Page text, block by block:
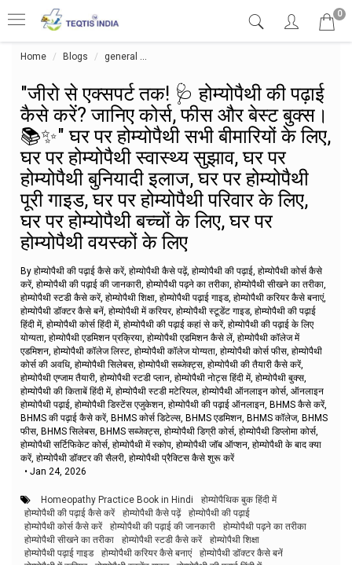
0
Home Blogs general
"जीरो से एक्सपर्ट तक! 🩺 होम्योपैथी की पढ़ाई
कैसे करें? जानिए कोर्स, फीस और बेस्ट बुक्स।
📚✨" घर पर होम्योपैथी सभी बीमारियों के लिए,
घर पर होम्योपैथी स्वास्थ्य सुझाव, घर पर
होम्योपैथी बुनियादी इलाज, घर पर होम्योपैथी
पूरी गाइड, घर पर होम्योपैथी परिवार के लिए,
घर पर होम्योपैथी बच्चों के लिए, घर पर
होम्योपैथी वयस्कों के लिए
By होम्योपैथी की पढ़ाई कैसे करें, होम्योपैथी कैसे पढ़ें, होम्योपैथी की पढ़ाई, होम्योपैथी कोर्स कैसे
करें, होम्योपैथी की पढ़ाई की जानकारी, होम्योपैथी पढ़ने का तरीका, होम्योपैथी सीखने का तरीका,
होम्योपैथी स्टडी कैसे करें, होम्योपैथी शिक्षा, होम्योपैथी पढ़ाई गाइड, होम्योपैथी करियर कैसे बनाएं,
होम्योपैथी डॉक्टर कैसे बनें, होम्योपैथी में करियर, होम्योपैथी स्टूडेंट गाइड, होम्योपैथी की पढ़ाई
हिंदी में, होम्योपैथी कोर्स हिंदी में, होम्योपैथी की पढ़ाई कहां से करें, होम्योपैथी की पढ़ाई के लिए
योग्यता, होम्योपैथी एडमिशन प्रक्रिया, होम्योपैथी एडमिशन कैसे लें, होम्योपैथी कॉलेज में
एडमिशन, होम्योपैथी कॉलेज लिस्ट, होम्योपैथी कॉलेज योग्यता, होम्योपैथी कोर्स फीस, होम्योपैथी
कोर्स की अवधि, होम्योपैथी सिलेबस, होम्योपैथी सब्जेक्ट्स, होम्योपैथी की तैयारी कैसे करें,
होम्योपैथी एग्जाम तैयारी, होम्योपैथी स्टडी प्लान, होम्योपैथी नोट्स हिंदी में, होम्योपैथी बुक्स,
होम्योपैथी की किताबें हिंदी में, होम्योपैथी स्टडी मटेरियल, होम्योपैथी ऑनलाइन कोर्स, ऑनलाइन
होम्योपैथी पढ़ाई, होम्योपैथी डिस्टेंस एजुकेशन, होम्योपैथी की पढ़ाई ऑनलाइन, BHMS कैसे करें,
BHMS की पढ़ाई कैसे करें, BHMS कोर्स डिटेल्स, BHMS एडमिशन, BHMS कॉलेज, BHMS
फीस, BHMS सिलेबस, BHMS सब्जेक्ट्स, होम्योपैथी डिग्री कोर्स, होम्योपैथी डिप्लोमा कोर्स,
होम्योपैथी सर्टिफिकेट कोर्स, होम्योपैथी में स्कोप, होम्योपैथी जॉब ऑप्शन, होम्योपैथी के बाद क्या
करें, होम्योपैथी डॉक्टर की सैलरी, होम्योपैथी प्रैक्टिस कैसे शुरू करें
• Jan 24, 2026
Homeopathy Practice Book in Hindi
होम्योपैथिक बुक हिंदी में
होम्योपैथी की पढ़ाई कैसे करें
होम्योपैथी कैसे पढ़ें
होम्योपैथी की पढ़ाई
होम्योपैथी कोर्स कैसे करें
होम्योपैथी की पढ़ाई की जानकारी
होम्योपैथी पढ़ने का तरीका
होम्योपैथी सीखने का तरीका
होम्योपैथी स्टडी कैसे करें
होम्योपैथी शिक्षा
होम्योपैथी पढ़ाई गाइड
होम्योपैथी करियर कैसे बनाएं
होम्योपैथी डॉक्टर कैसे बनें